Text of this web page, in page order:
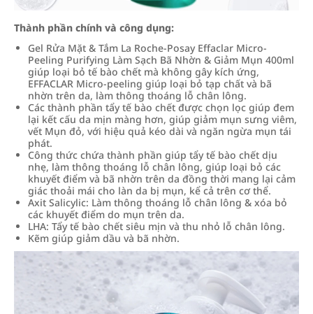
Thành phần chính và công dụng:
Gel Rửa Mặt & Tắm La Roche-Posay Effaclar Micro-
Peeling Purifying Làm Sạch Bã Nhờn & Giảm Mụn 400ml
giúp loại bỏ tế bào chết mà không gây kích ứng,
EFFACLAR Micro-peeling giúp loại bỏ tạp chất và bã
nhờn trên da, làm thông thoáng lỗ chân lông.
Các thành phần tẩy tế bào chết được chọn lọc giúp đem
lại kết cấu da mịn màng hơn, giúp giảm mụn sưng viêm,
vết Mụn đỏ, với hiệu quả kéo dài và ngăn ngừa mụn tái
phát.
Công thức chứa thành phần giúp tẩy tế bào chết dịu
nhẹ, làm thông thoáng lỗ chân lông, giúp loại bỏ các
khuyết điểm và bã nhờn trên da đồng thời mang lại cảm
giác thoải mái cho làn da bị mụn, kể cả trên cơ thể.
Axit Salicylic: Làm thông thoáng lỗ chân lông & xóa bỏ
các khuyết điểm do mụn trên da.
LHA: Tẩy tế bào chết siêu mịn và thu nhỏ lỗ chân lông.
Kẽm giúp giảm dầu và bã nhờn.